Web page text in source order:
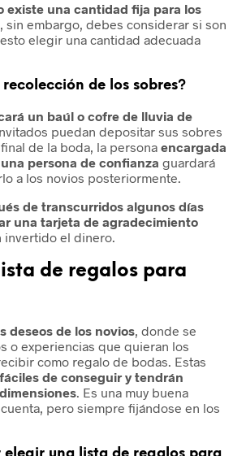
existe una cantidad fija para los
, sin embargo, debes considerar si son
elegir una cantidad adecuada
de los sobres?
un baúl o cofre de lluvia de
puedan depositar sus sobres
de la boda, la persona encargada
persona de confianza guardará
a los novios posteriormente.
de transcurridos algunos días
una tarjeta de agradecimiento
invertido el dinero.
de regalos para
deseos de los novios, donde se
o experiencias que quieran los
como regalo de bodas. Estas
de conseguir y tendrán
. Es una muy buena
pero siempre fijándose en los